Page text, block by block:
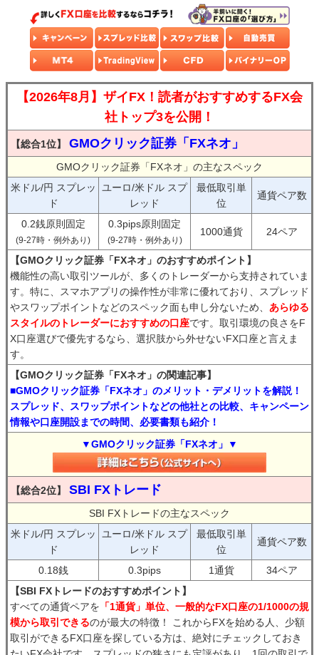
【2026年8月】ザイFX！読者がおすすめするFX会
社トップ3を公開！
【総合1位】 GMOクリック証券「FXネオ」
GMOクリック証券「FXネオ」の主なスペック
米ドル/円 スプレッ
ド
ユーロ/米ドル スプ
レッド
最低取引単
位
通貨ペア数
0.2銭原則固定
(9-27時・例外あり)
0.3pips原則固定
(9-27時・例外あり)
1000通貨 24ペア
【GMOクリック証券「FXネオ」のおすすめポイント】
機能性の高い取引ツールが、多くのトレーダーから支持されていま
す。特に、スマホアプリの操作性が非常に優れており、スプレッド
やスワップポイントなどのスペック面も申し分ないため、 あらゆる
スタイルのトレーダーにおすすめの口座です。取引環境の良さをF
X口座選びで優先するなら、選択肢から外せないFX口座と言えま
す。
【GMOクリック証券「FXネオ」の関連記事】
■GMOクリック証券「FXネオ」のメリット・デメリットを解説！
スプレッド、スワップポイントなどの他社との比較、キャンペーン
情報や口座開設までの時間、必要書類も紹介！
▼GMOクリック証券「FXネオ」▼
【総合2位】 SBI FXトレード
SBI FXトレードの主なスペック
米ドル/円 スプレッ
ド
ユーロ/米ドル スプ
レッド
最低取引単
位
通貨ペア数
0.18銭 0.3pips 1通貨
34ペア
【SBI FXトレードのおすすめポイント】
すべての通貨ペアを 「1通貨」単位、一般的なFX口座の1/1000の規
模から取引できるのが最大の特徴！ これからFXを始める人、少額
取引ができるFX口座を探している方は、絶対にチェックしておき